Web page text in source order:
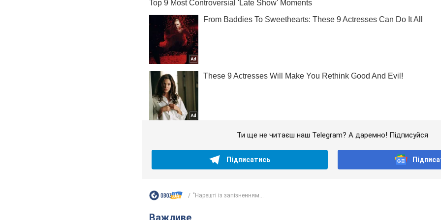
Ти ще не читаєш наш Telegram? А даремно! Підписуйся
Підписатись
"Нарешті із запізненням...
Важливе